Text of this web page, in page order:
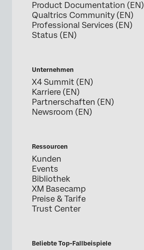
Product Documentation (EN)
Qualtrics Community (EN)
Professional Services (EN)
Status (EN)
Unternehmen
X4 Summit (EN)
Karriere (EN)
Partnerschaften (EN)
Newsroom (EN)
Ressourcen
Kunden
Events
Bibliothek
XM Basecamp
Preise & Tarife
Trust Center
Beliebte Top-Fallbeispiele